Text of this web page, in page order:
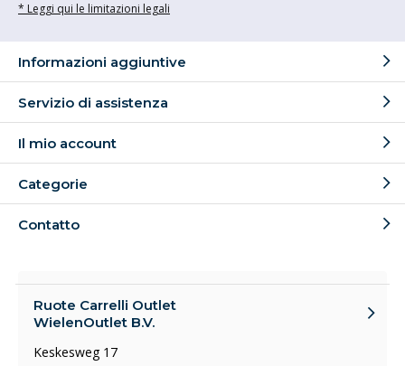
* Leggi qui le limitazioni legali
Informazioni aggiuntive
Servizio di assistenza
Il mio account
Categorie
Contatto
Ruote Carrelli Outlet
WielenOutlet B.V.
Keskesweg 17